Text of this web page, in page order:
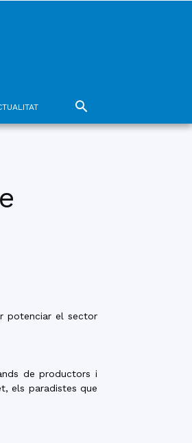
potenciar el sector
de productors i
els paradistes que